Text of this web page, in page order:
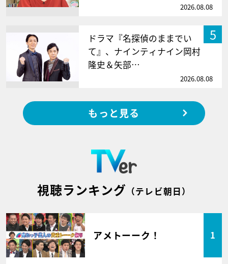
2026.08.08
5
ドラマ『名探偵のままでい
て』、ナインティナイン岡村
隆史＆矢部…
2026.08.08
もっと見る
視聴ランキング （テレビ朝日）
アメトーーク！ 1